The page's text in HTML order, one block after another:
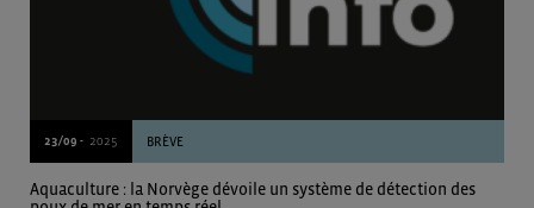
23/09 - 2025 BRÈVE
Aquaculture : la Norvège dévoile un système de détection des